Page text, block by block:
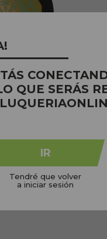
Perfume Árabe
Amaderado con
y Ámbar 100 ml
15,50€
1a10de 10 (1
QUE SERÁS
IR
Tendré que volver
a iniciar sesión